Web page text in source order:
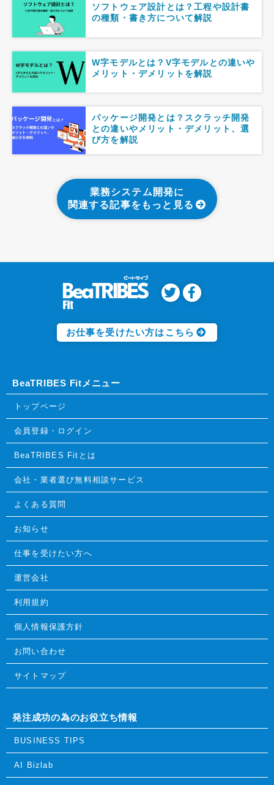
ソフトウェア設計とは？工程や設計書
の種類・書き方について解説
W字モデルとは？V字モデルとの違いや
メリット・デメリットを解説
パッケージ開発とは？スクラッチ開発
との違いやメリット・デメリット、選
び方を解説
業務システム開発に
関連する記事をもっと見る
お仕事を受けたい方はこちら
BeaTRIBES Fitメニュー
トップページ
会員登録・ログイン
BeaTRIBES Fitとは
会社・業者選び無料相談サービス
よくある質問
お知らせ
仕事を受けたい方へ
運営会社
利用規約
個人情報保護方針
お問い合わせ
サイトマップ
発注成功の為のお役立ち情報
BUSINESS TIPS
AI Bizlab